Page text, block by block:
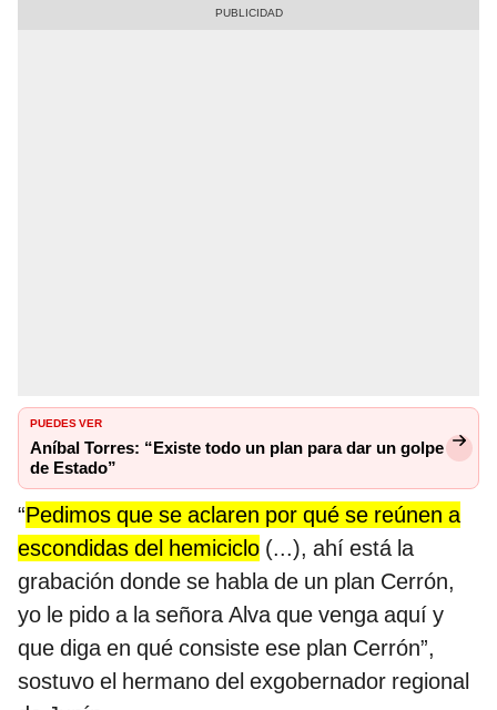
PUEDES VER
Aníbal Torres: “Existe todo un plan para dar un golpe
de Estado”
“Pedimos que se aclaren por qué se reúnen a
escondidas del hemiciclo (...), ahí está la
grabación donde se habla de un plan Cerrón,
yo le pido a la señora Alva que venga aquí y
que diga en qué consiste ese plan Cerrón”,
sostuvo el hermano del exgobernador regional